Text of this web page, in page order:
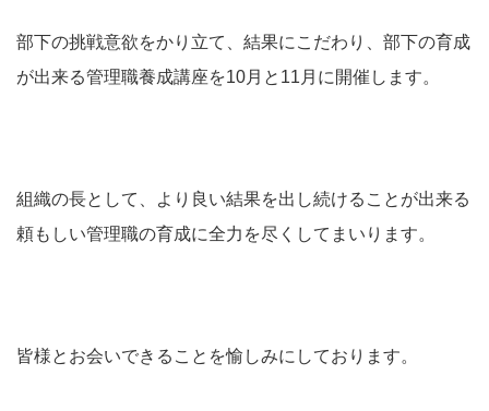
部下の挑戦意欲をかり立て、結果にこだわり、部下の育成
が出来る管理職養成講座を10月と11月に開催します。
組織の長として、より良い結果を出し続けることが出来る
頼もしい管理職の育成に全力を尽くしてまいります。
皆様とお会いできることを愉しみにしております。